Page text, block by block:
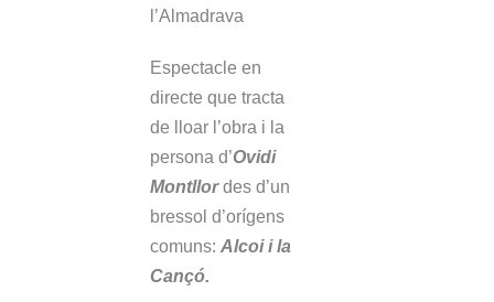
l’Almadrava
Espectacle en
directe que tracta
de lloar l’obra i la
persona d’Ovidi
Montllordes d’un
bressol d’orígens
comuns: Alcoi i la
Cançó.